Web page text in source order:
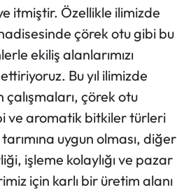
itmiştir. Özellikle ilimizde
çörek otu gibi bu
ekiliş alanlarımızı
Bu yıl ilimizde
çörek otu
ve aromatik bitkiler türleri
uygun olması, diğer
işleme kolaylığı ve pazar
için karlı bir üretim alanı